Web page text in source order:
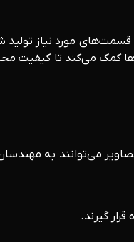
مورد نیاز تولید
کمک می‌کند تا کیفیت
می‌توانند به
گیرند.